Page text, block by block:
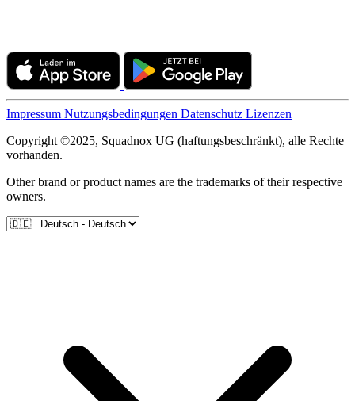
Impressum Nutzungsbedingungen Datenschutz Lizenzen
Copyright ©2025, Squadnox UG (haftungsbeschränkt), alle Rechte
vorhanden.
Other brand or product names are the trademarks of their respective
owners.